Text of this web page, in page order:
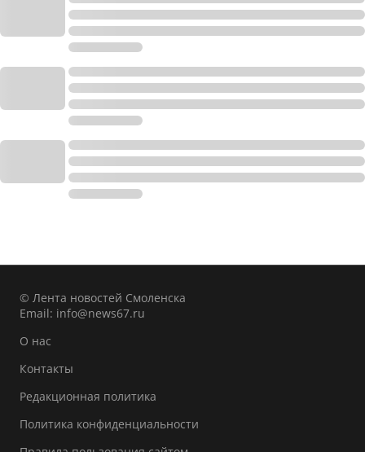
© Лента новостей Смоленска
Email: info@news67.ru
О нас
Контакты
Редакционная политика
Политика конфиденциальности